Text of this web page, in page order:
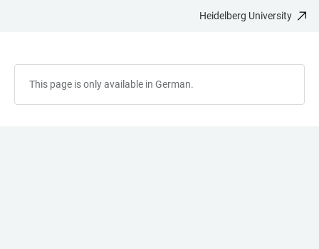
Heidelberg University
This page is only available in German.